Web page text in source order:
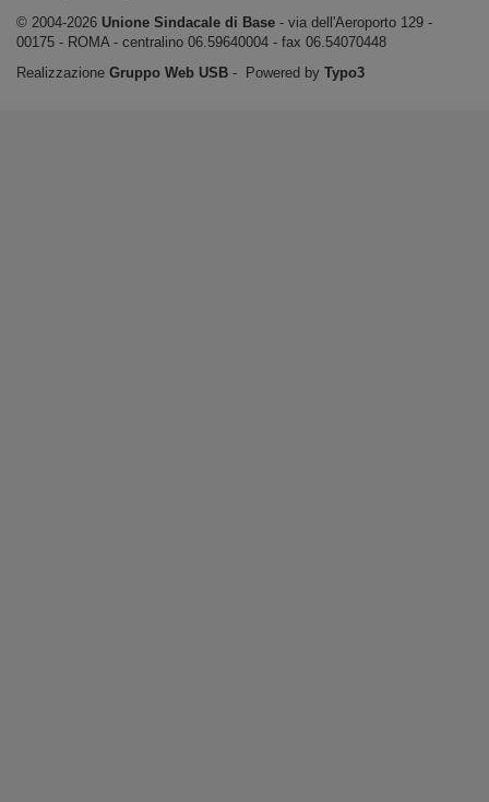
© 2004-2026 Unione Sindacale di Base ‐ via dell'Aeroporto 129 -
00175 - ROMA - centralino 06.59640004 - fax 06.54070448
Realizzazione Gruppo Web USB ‐ Powered by Typo3